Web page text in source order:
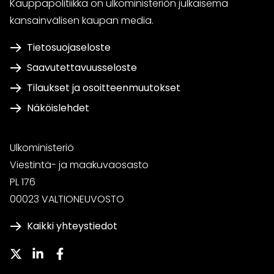
Kauppapolitiikka on ulkoministeriön julkaisema
kansainvälisen kaupan media.
Tietosuojaseloste
Saavutettavuusseloste
Tilaukset ja osoitteenmuutokset
Näköislehdet
Ulkoministeriö
Viestintä- ja maakuvaosasto
PL 176
00023 VALTIONEUVOSTO
Kaikki yhteystiedot